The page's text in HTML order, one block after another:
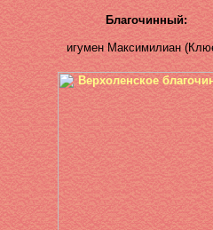
Благочинный:
игумен Максимилиан